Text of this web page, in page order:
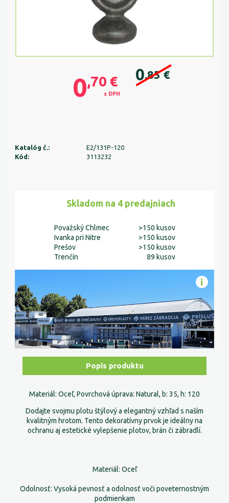
0,70 €
s DPH
0,85 €
Katalóg č.:
E2/131P-120
Kód:
3113232
Skladom na 4 predajniach
Považský Chlmec
>150 kusov
Ivanka pri Nitre
>150 kusov
Prešov
>150 kusov
Trenčín
89 kusov
Popis produktu
Materiál: Oceľ, Povrchová úprava: Natural, b: 35, h: 120
Dodajte svojmu plotu štýlový a elegantný vzhľad s naším
kvalitným hrotom. Tento dekoratívny prvok je ideálny na
ochranu aj estetické vylepšenie plotov, brán či zábradlí.
Materiál: Oceľ
Odolnosť: Vysoká pevnosť a odolnosť voči poveternostným
podmienkam